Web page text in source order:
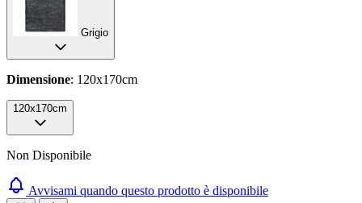
Grigio
Dimensione: 120x170cm
120x170cm
Non Disponibile
Avvisami quando questo prodotto è disponibile